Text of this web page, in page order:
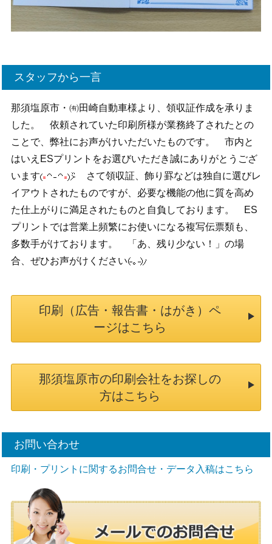
スタッフから一言
那須塩原市・㈲田崎自動車様より、領収証作成を承りま
した。 依頼されていた印刷所様が業務終了されたとの
ことで、弊社にお声がけいただいたものです。 市内と
はいえESプリントをお選びいただき誠にありがとうござ
います
さて領収証、飾り罫などは独自に選びレ
イアウトされたものですが、必要な機能の他に質を高め
た仕上がりに満足されたものと自負しております。 ES
プリントでは営業上頻繁にお使いになる複写伝票類も、
多数手がけております。 「あ、残り少ない！」の場
合、ぜひお声がけください
印刷（広告・報告書・はがき）ペ
ージはこちら
那須塩原市の印刷会社をお探しの
方はこちら
お問い合わせ
印刷・プリントに関するお問合せ・データ入稿はこちら